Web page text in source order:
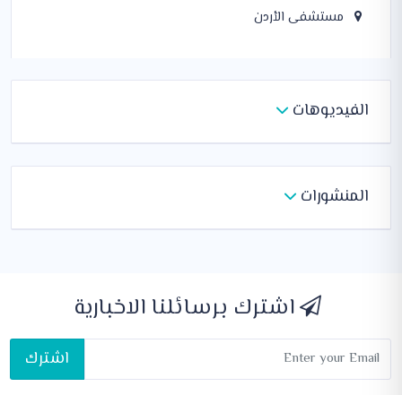
مستشفى الأردن
الفيديوهات
المنشورات
اشترك برسائلنا الاخبارية
اشترك